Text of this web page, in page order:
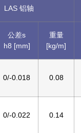
LAS 铝轴
公差s
h8 [mm]
重量
[kg/m]
0/-0.018 0.08
0/-0.022 0.14